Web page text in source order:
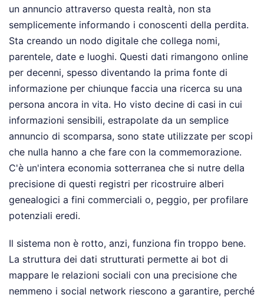
un annuncio attraverso questa realtà, non sta
semplicemente informando i conoscenti della perdita.
Sta creando un nodo digitale che collega nomi,
parentele, date e luoghi. Questi dati rimangono online
per decenni, spesso diventando la prima fonte di
informazione per chiunque faccia una ricerca su una
persona ancora in vita. Ho visto decine di casi in cui
informazioni sensibili, estrapolate da un semplice
annuncio di scomparsa, sono state utilizzate per scopi
che nulla hanno a che fare con la commemorazione.
C'è un'intera economia sotterranea che si nutre della
precisione di questi registri per ricostruire alberi
genealogici a fini commerciali o, peggio, per profilare
potenziali eredi.
Il sistema non è rotto, anzi, funziona fin troppo bene.
La struttura dei dati strutturati permette ai bot di
mappare le relazioni sociali con una precisione che
nemmeno i social network riescono a garantire, perché